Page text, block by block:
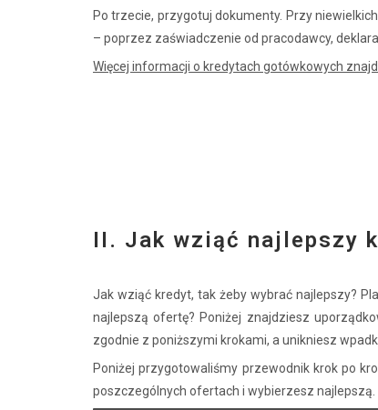
Po trzecie, przygotuj dokumenty. Przy
– poprzez zaświadczenie od pracodawcy,
Więcej informacji o kredytach gotówkowych
II. Jak wziąć najlepszy
Jak wziąć kredyt, tak żeby wybrać najlepszy?
najlepszą ofertę? Poniżej znajdziesz
zgodnie z poniższymi krokami, a unikniesz
Poniżej przygotowaliśmy przewodnik krok po
poszczególnych ofertach i wybierzesz najlepszą.